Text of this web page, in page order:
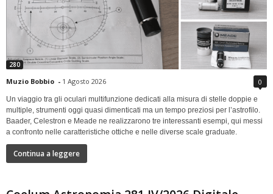
280
Muzio Bobbio - 1 Agosto 2026 0
Un viaggio tra gli oculari multifunzione dedicati alla misura di stelle doppie e
multiple, strumenti oggi quasi dimenticati ma un tempo preziosi per l’astrofilo.
Baader, Celestron e Meade ne realizzarono tre interessanti esempi, qui messi
a confronto nelle caratteristiche ottiche e nelle diverse scale graduate.
Continua a leggere